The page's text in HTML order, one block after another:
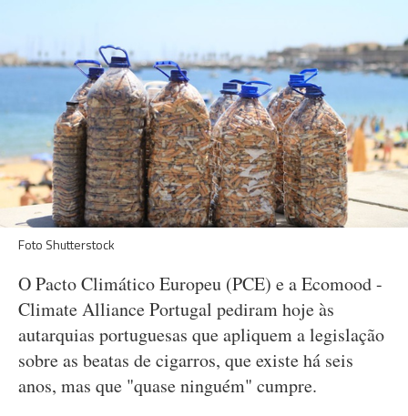
Foto Shutterstock
O Pacto Climático Europeu (PCE) e a Ecomood -
Climate Alliance Portugal pediram hoje às
autarquias portuguesas que apliquem a legislação
sobre as beatas de cigarros, que existe há seis
anos, mas que "quase ninguém" cumpre.